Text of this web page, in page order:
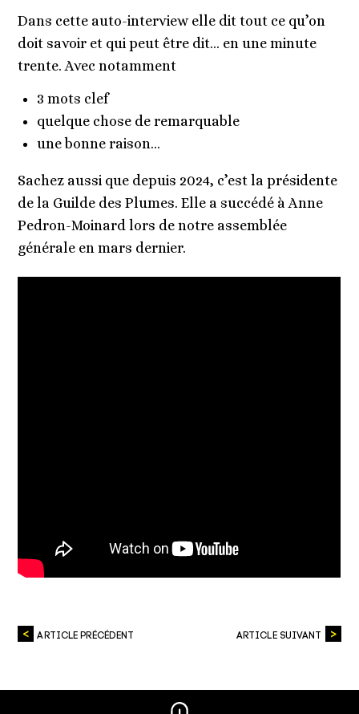
Dans cette auto-interview elle dit tout ce qu’on
doit savoir et qui peut être dit… en une minute
trente. Avec notamment
3 mots clef
quelque chose de remarquable
une bonne raison…
Sachez aussi que depuis 2024, c’est la présidente
de la Guilde des Plumes. Elle a succédé à Anne
Pedron-Moinard lors de notre assemblée
générale en mars dernier.
ARTICLE PRÉCÉDENT ARTICLE SUIVANT